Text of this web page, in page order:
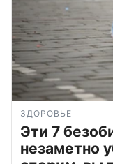
ЗДОРОВЬЕ
Эти 7
незаметно